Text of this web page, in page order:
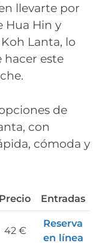
llevarte por
Hua Hin y
Lanta, lo
hacer este
de
con
cómoda y
Precio Entradas
42 €
Reserva
en línea